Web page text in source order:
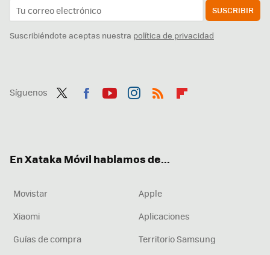
SUSCRIBIR
Suscribiéndote aceptas nuestra política de privacidad
Síguenos
En Xataka Móvil hablamos de...
Movistar
Apple
Xiaomi
Aplicaciones
Guías de compra
Territorio Samsung